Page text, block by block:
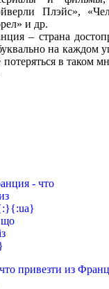
Плэйс»,
и др.
– страна
на каждом
в таком
привезти из